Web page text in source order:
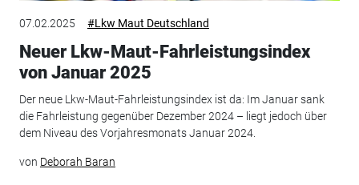
07.02.2025 #Lkw Maut Deutschland
Neuer Lkw-Maut-Fahrleistungsindex
von Januar 2025
Der neue Lkw-Maut-Fahrleistungsindex ist da: Im Januar sank
die Fahrleistung gegenüber Dezember 2024 – liegt jedoch über
dem Niveau des Vorjahresmonats Januar 2024.
von Deborah Baran